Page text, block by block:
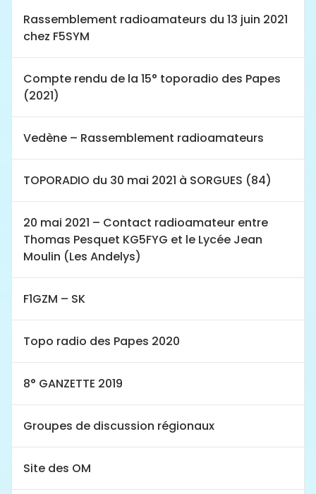
Rassemblement radioamateurs du 13 juin 2021
chez F5SYM
Compte rendu de la 15° toporadio des Papes
(2021)
Vedène – Rassemblement radioamateurs
TOPORADIO du 30 mai 2021 à SORGUES (84)
20 mai 2021 – Contact radioamateur entre
Thomas Pesquet KG5FYG et le Lycée Jean
Moulin (Les Andelys)
F1GZM – SK
Topo radio des Papes 2020
8° GANZETTE 2019
Groupes de discussion régionaux
Site des OM